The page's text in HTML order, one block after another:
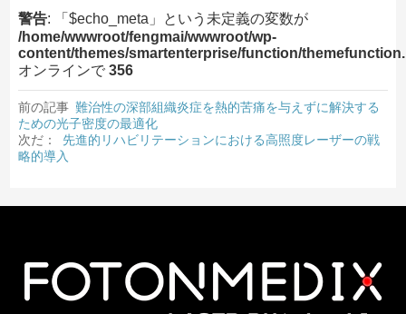
警告: 「$echo_meta」という未定義の変数が
/home/wwwroot/fengmai/wwwroot/wp-
content/themes/smartenterprise/function/
オンラインで 356
前の記事 難治性の深部組織炎症を熱的苦痛を与えずに解決する
ための光子密度の最適化
次だ：
先進的リハビリテーションにおける高照度レーザーの戦
略的導入